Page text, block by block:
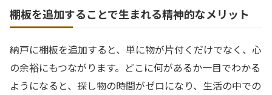
棚板を追加することで生まれる精神的なメリット
納戸に棚板を追加すると、単に物が片付くだけでなく、心
の余裕にもつながります。どこに何があるか一目でわかる
ようになると、探し物の時間がゼロになり、生活の中での